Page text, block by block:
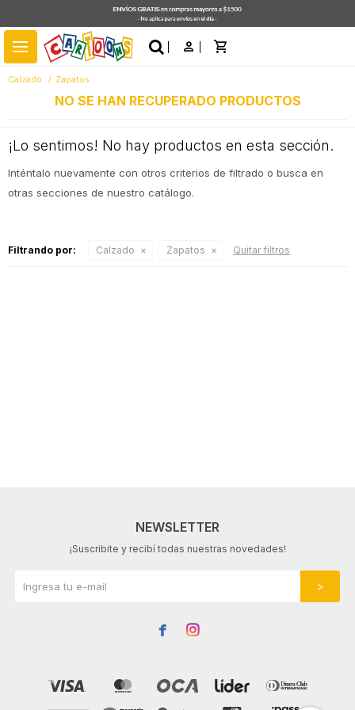
menu
Calzado Zapatos
NO SE HAN RECUPERADO PRODUCTOS
¡Lo sentimos! No hay productos en esta sección.
Inténtalo nuevamente con otros criterios de filtrado o busca en
otras secciones de nuestro catálogo.
Filtrando por: Calzado Zapatos Quitar filtros
NEWSLETTER
¡Suscribite y recibí todas nuestras novedades!
 
close